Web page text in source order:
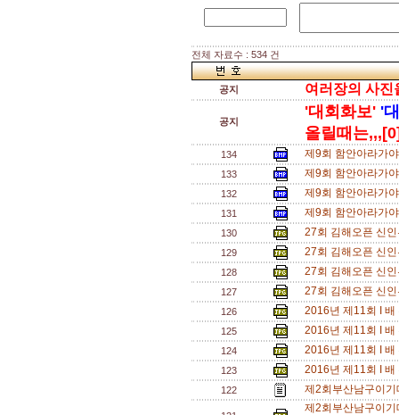
전체 자료수 : 534 건
공지 여러장의 사진
공지
'대회화보' '
올릴때는
134 제9회 함안아라가
133 제9회 함안아라가
132 제9회 함안아라가
131 제9회 함안아라가
130 27회 김해오픈 신
129 27회 김해오픈 신
128 27회 김해오픈 신
127 27회 김해오픈 신
126 2016년 제11회 I
125 2016년 제11회 I
124 2016년 제11회 I
123 2016년 제11회 I
122 제2회부산남구이
제2회부산남구이